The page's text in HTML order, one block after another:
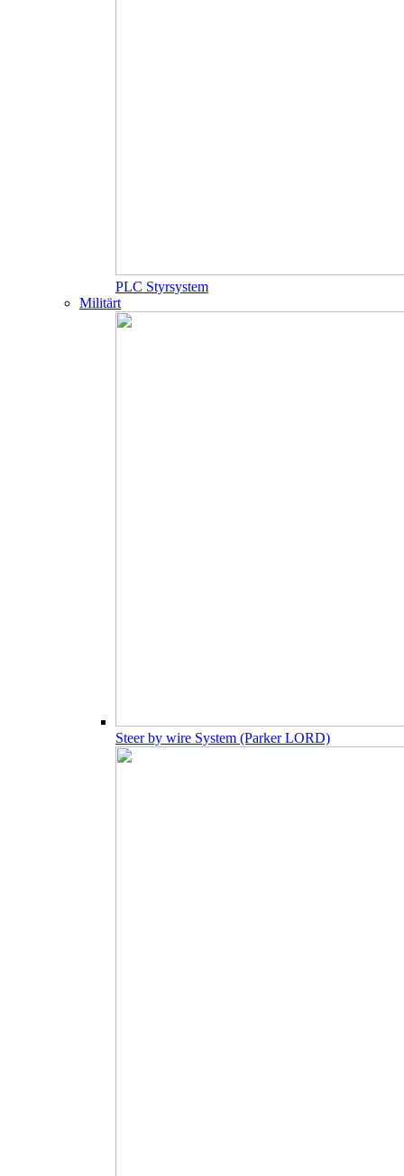
PLC Styrsystem
Militärt
Steer by wire System (Parker LORD)